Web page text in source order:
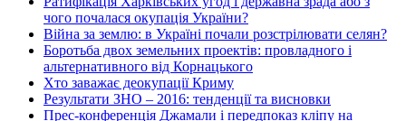
чого почалася окупація України?
Війна за землю: в Україні почали розстрілювати селян?
Боротьба двох земельних проектів: провладного і
альтернативного від Корнацького
Хто заважає деокупації Криму
Результати ЗНО – 2016: тенденції та висновки
Прес-конференція Джамали і передпоказ кліпу на